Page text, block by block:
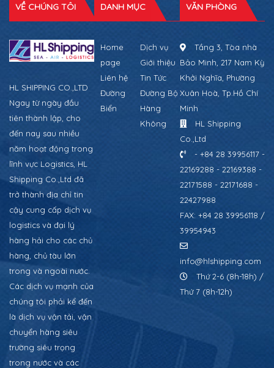
VỀ CHÚNG TÔI
HL SHIPPING CO.,LTD
Ngay từ ngày đầu
tiên thành lập, cho
đến nay sau nhiều
năm hoạt động trong
lĩnh vực Logistics, HL
Shipping Co.,Ltd đã
trở thành địa chỉ tin
cậy cung cấp dịch vụ
logistics và đại lý
hàng hải cho các chủ
hàng, chủ tàu lớn
trong và ngoài nước.
Các dịch vụ mạnh của
chúng tôi phải kể đến
là dịch vụ vận tải, vận
chuyển hàng siêu
trường siêu trọng
trong nước và các
DANH MỤC
Home
page
Dịch vụ
Giới thiệu
Liên hệ
Tin Tức
Đường
Biển
Đường Bộ
Hàng
Không
VĂN PHÒNG
Tầng 3, Tòa nhà
Bảo Minh, 217 Nam Kỳ
Khởi Nghĩa, Phường
Xuân Hoà, Tp.Hồ Chí
Minh
HL Shipping
Co.,Ltd
- +84 28 39956117 -
22169288 - 22169388 -
22171588 - 22171688 -
22427988
FAX: +84 28 39956118 /
39954943
info@hlshipping.com
Thứ 2-6 (8h-18h) /
Thứ 7 (8h-12h)